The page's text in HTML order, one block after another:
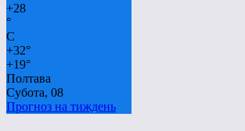
+28
°
C
+32°
+19°
Полтава
Субота, 08
Прогноз на тиждень